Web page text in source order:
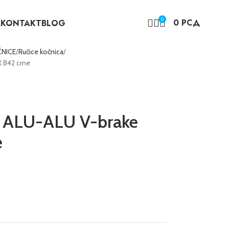
KONTAKTBLOG 0 0 РСД
Ručice kočnica
B42 crne
ALU-ALU V-brake